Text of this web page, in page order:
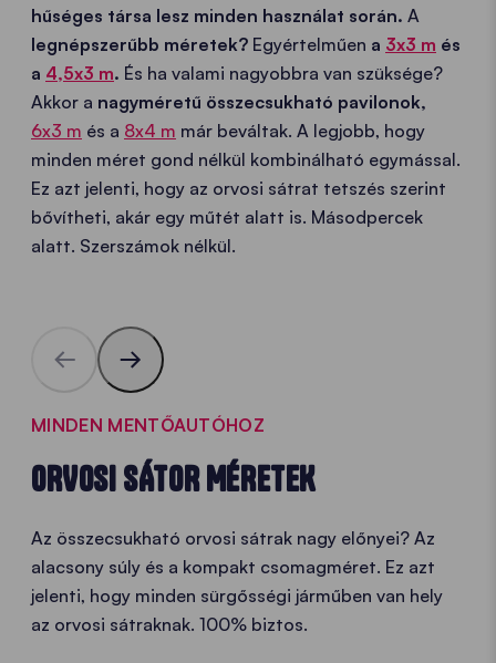
hűséges társa lesz minden használat során. A
legnépszerűbb méretek? Egyértelműen a 3x3 m és
a 4,5x3 m. És ha valami nagyobbra van szüksége?
Akkor a nagyméretű összecsukható pavilonok,
6x3 m és a 8x4 m már beváltak. A legjobb, hogy
minden méret gond nélkül kombinálható egymással.
Ez azt jelenti, hogy az orvosi sátrat tetszés szerint
bővítheti, akár egy műtét alatt is. Másodpercek
alatt. Szerszámok nélkül.
MINDEN MENTŐAUTÓHOZ
ORVOSI SÁTOR MÉRETEK
Az összecsukható orvosi sátrak nagy előnyei? Az
alacsony súly és a kompakt csomagméret. Ez azt
jelenti, hogy minden sürgősségi járműben van hely
az orvosi sátraknak. 100% biztos.